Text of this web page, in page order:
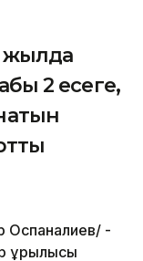
жылда
2 есеге,
Оспаналиев/ -
құрылысы